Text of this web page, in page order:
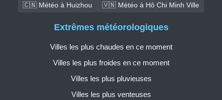
🇨🇳 Météo à Huizhou
🇻🇳 Météo à Hô Chi Minh Ville
Extrêmes météorologiques
Villes les plus chaudes en ce moment
Villes les plus froides en ce moment
Villes les plus pluvieuses
Villes les plus venteuses